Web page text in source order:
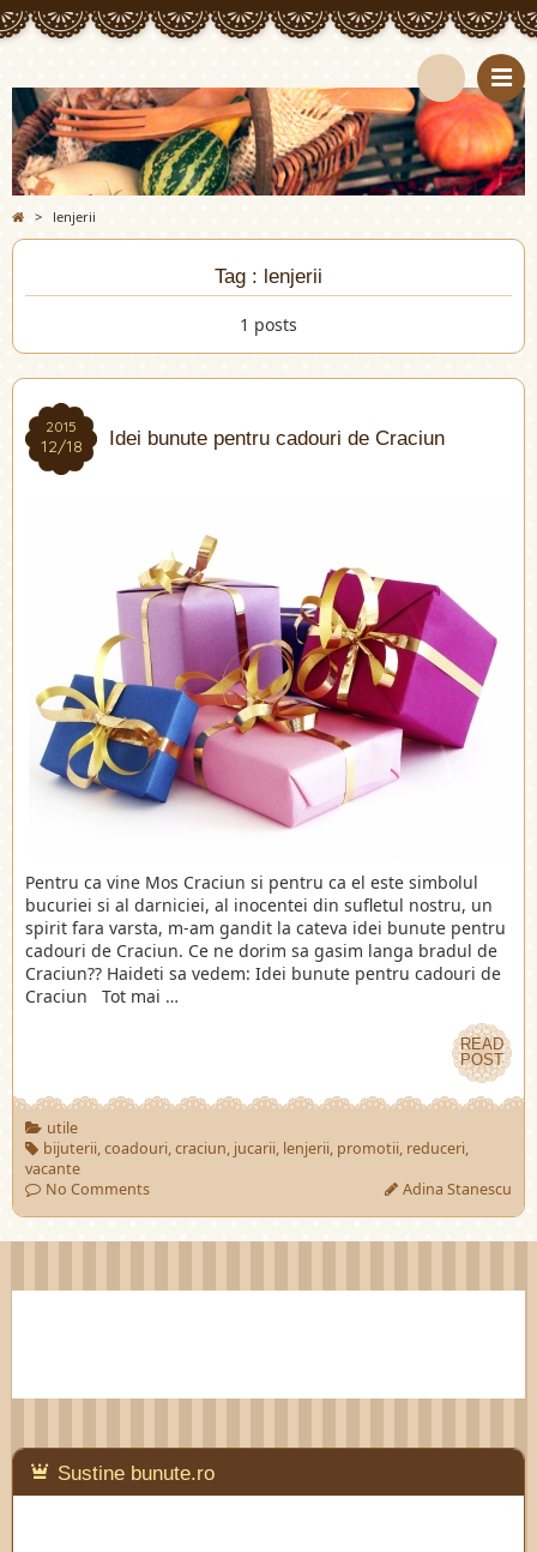
> lenjerii
Tag : lenjerii
1 posts
2015
12/18 Idei bunute pentru cadouri de Craciun
Pentru ca vine Mos Craciun si pentru ca el este simbolul
bucuriei si al darniciei, al inocentei din sufletul nostru, un
spirit fara varsta, m-am gandit la cateva idei bunute pentru
cadouri de Craciun. Ce ne dorim sa gasim langa bradul de
Craciun?? Haideti sa vedem: Idei bunute pentru cadouri de
Craciun Tot mai …
READ
POST
utile
bijuterii,coadouri,craciun, jucarii, lenjerii, promotii, reduceri,
vacante
No Comments
Adina Stanescu
Sustine bunute.ro